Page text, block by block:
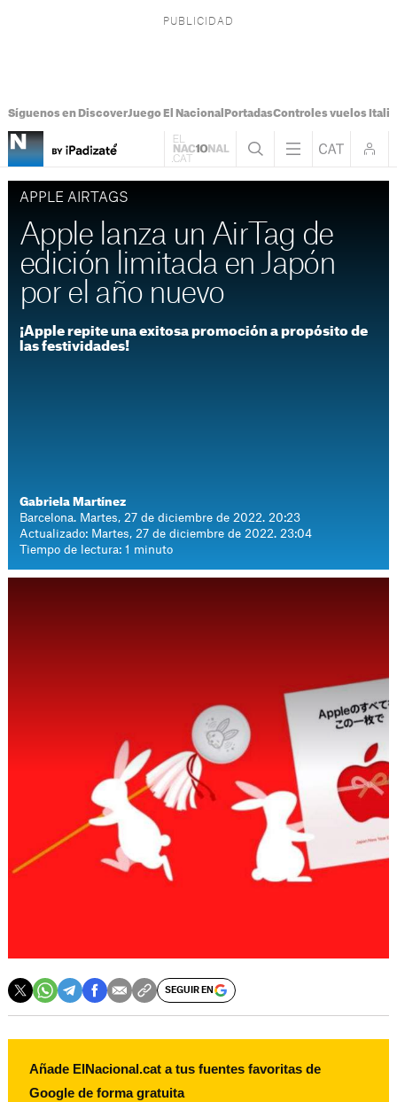
Síguenos en DiscoverJuego El Nacional PortadasControles vuelos Italia
APPLE AIRTAGS
Apple lanza un AirTag de
edición limitada en Japón
por el año nuevo
¡Apple repite una exitosa promoción a propósito de
las festividades!
Gabriela Martínez
Barcelona. Martes, 27 de diciembre de 2022. 20:23
Actualizado: Martes, 27 de diciembre de 2022. 23:04
Tiempo de lectura: 1 minuto
SEGUIR EN
Añade ElNacional.cat a tus fuentes favoritas de
Google de forma gratuita